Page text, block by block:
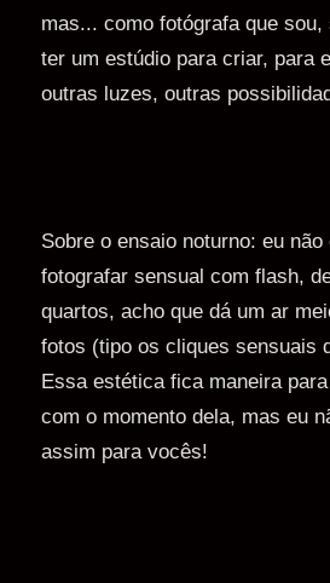
mas... como fotógrafa que sou,
ter um estúdio para criar, para
outras luzes, outras
Sobre o ensaio noturno: eu
fotografar sensual com flash,
quartos, acho que dá um ar
fotos (tipo os cliques sensuais
Essa estética fica maneira
com o momento dela, mas eu
assim para vocês!